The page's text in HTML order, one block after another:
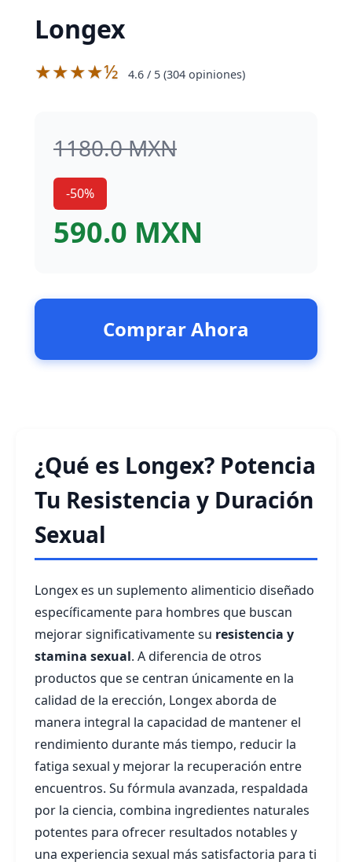
Longex
★★★★½ 4.6 / 5 (304 opiniones)
1180.0 MXN
-50%
590.0 MXN
Comprar Ahora
¿Qué es Longex? Potencia
Tu Resistencia y Duración
Sexual
Longex es un suplemento alimenticio diseñado
específicamente para hombres que buscan
mejorar significativamente su resistencia y
stamina sexual. A diferencia de otros
productos que se centran únicamente en la
calidad de la erección, Longex aborda de
manera integral la capacidad de mantener el
rendimiento durante más tiempo, reducir la
fatiga sexual y mejorar la recuperación entre
encuentros. Su fórmula avanzada, respaldada
por la ciencia, combina ingredientes naturales
potentes para ofrecer resultados notables y
una experiencia sexual más satisfactoria para ti